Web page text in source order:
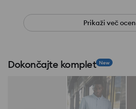
Prikaži več ocen
Dokončajte komplet New